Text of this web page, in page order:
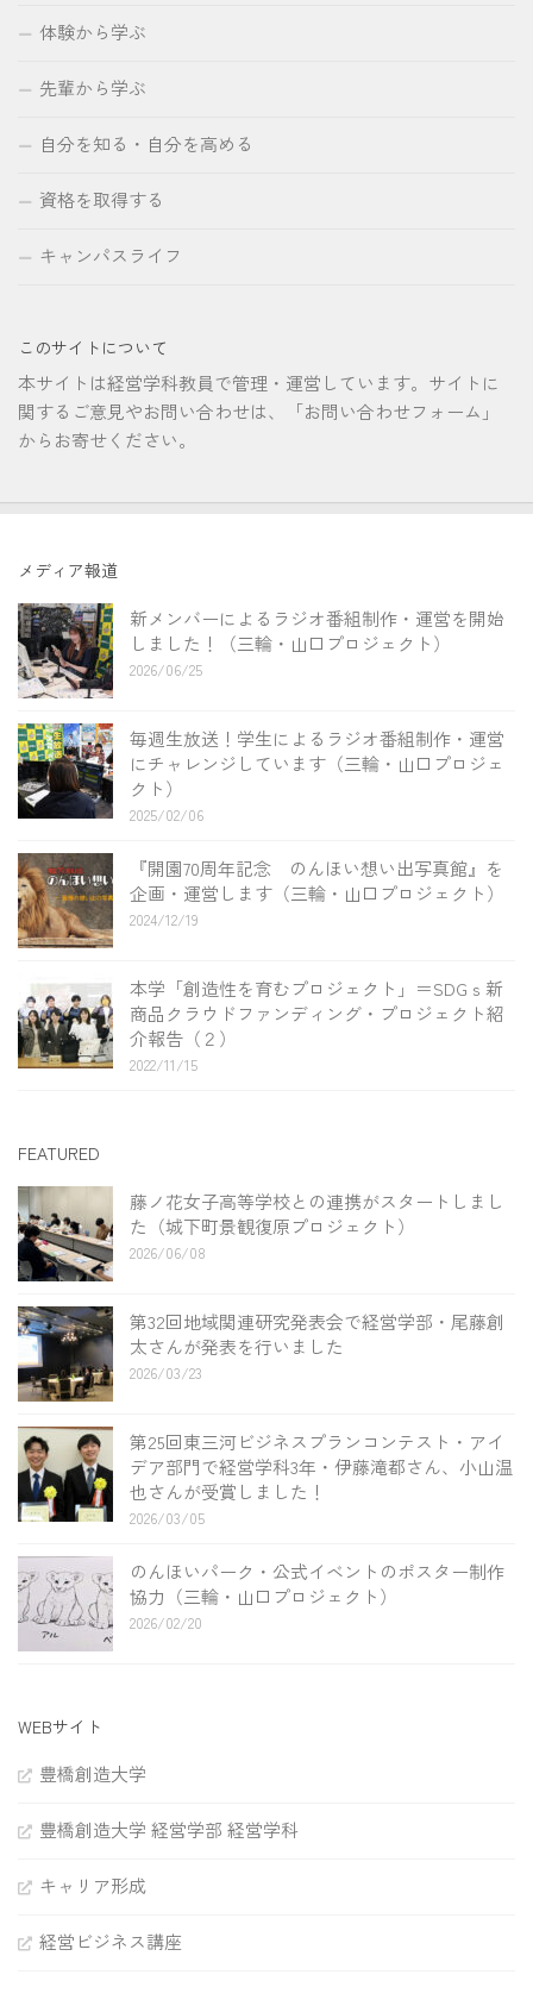
体験から学ぶ
先輩から学ぶ
自分を知る・自分を高める
資格を取得する
キャンパスライフ
このサイトについて
本サイトは経営学科教員で管理・運営しています。サイトに
関するご意見やお問い合わせは、「お問い合わせフォーム」
からお寄せください。
メディア報道
新メンバーによるラジオ番組制作・運営を開始
しました！（三輪・山口プロジェクト）
2026/06/25
毎週生放送！学生によるラジオ番組制作・運営
にチャレンジしています（三輪・山口プロジェ
クト）
2025/02/06
『開園70周年記念 のんほい想い出写真館』を
企画・運営します（三輪・山口プロジェクト）
2024/12/19
本学「創造性を育むプロジェクト」＝SDGｓ新
商品クラウドファンディング・プロジェクト紹
介報告（２）
2022/11/15
FEATURED
藤ノ花女子高等学校との連携がスタートしまし
た（城下町景観復原プロジェクト）
2026/06/08
第32回地域関連研究発表会で経営学部・尾藤創
太さんが発表を行いました
2026/03/23
第25回東三河ビジネスプランコンテスト・アイ
デア部門で経営学科3年・伊藤滝都さん、小山温
也さんが受賞しました！
2026/03/05
のんほいパーク・公式イベントのポスター制作
協力（三輪・山口プロジェクト）
2026/02/20
WEBサイト
豊橋創造大学
豊橋創造大学 経営学部 経営学科
キャリア形成
経営ビジネス講座